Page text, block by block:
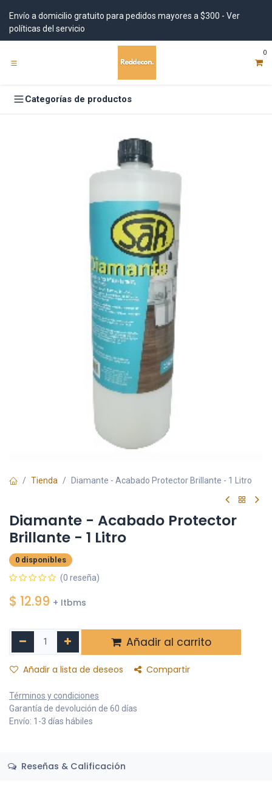
Envío a domicilio gratuito para pedidos mayores a $300 - Ver
políticas del servicio
0
Categorías de productos
Tienda Diamante - Acabado Protector Brillante - 1 Litro
Diamante - Acabado Protector
Brillante - 1 Litro
0 disponibles
(0 reseña)
$ 12.99 + Itbms
Añadir al carrito
Añadir a lista de deseos Compartir
Términos y condiciones
Garantía de devolución de 60 días
Envío: 1-3 días hábiles
Reseñas & Calificación